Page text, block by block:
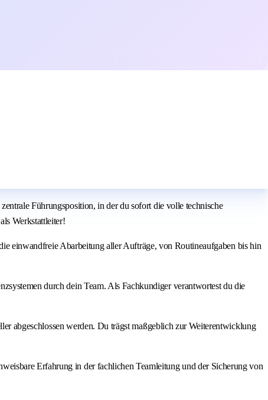
Führungsposition, in der du sofort die volle technische
Werkstattleiter!
einwandfreie Abarbeitung aller Aufträge, von Routineaufgaben bis hin
durch dein Team. Als Fachkundiger verantwortest du die
abgeschlossen werden. Du trägst maßgeblich zur Weiterentwicklung
Erfahrung in der fachlichen Teamleitung und der Sicherung von